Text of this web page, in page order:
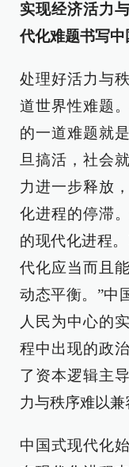
实现经济活力
代化难题书写中
处理好活力与
道世界性难题
的一道难题就
旦搞活，社会
力进一步释放
化进程的停滞
的现代化进程
代化应当而且
动态平衡。”中
人民为中心的
程中出现的政
了资本逻辑主
力与秩序难以兼
中国式现代化